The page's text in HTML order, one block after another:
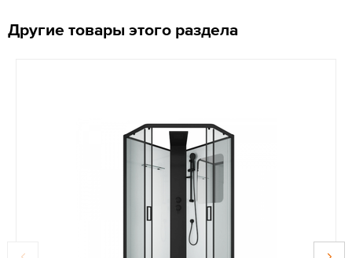
Другие товары этого раздела